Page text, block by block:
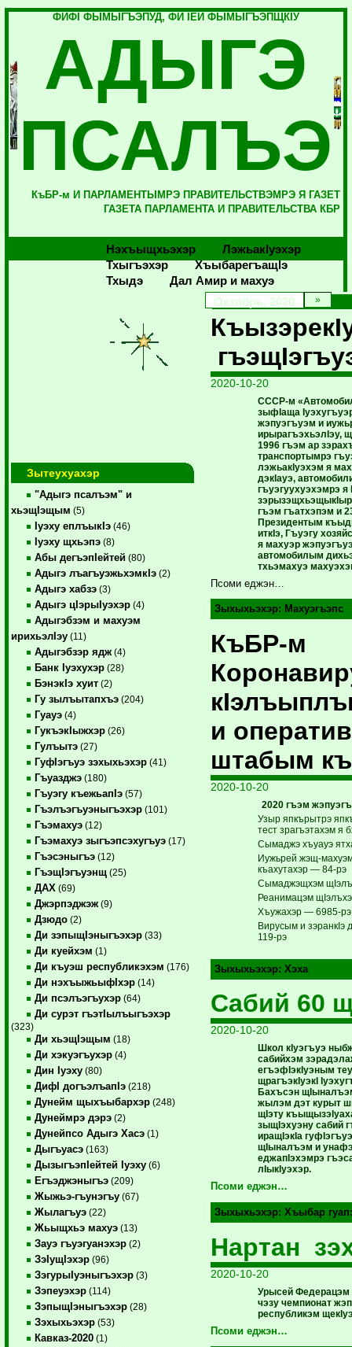
ФИФI ФЫМЫГЪЭПУД, ФИ IЕЙ ФЫМЫГЪЭПЩКIУ
АДЫГЭ
ПСАЛЪЭ
КъБР-м И ПАРЛАМЕНТЫМРЭ ПРАВИТЕЛЬСТВЭМРЭ Я ГАЗЕТ
ГАЗЕТА ПАРЛАМЕНТА И ПРАВИТЕЛЬСТВА КБР
Нэхъыщхьэхэр
Лэжьакlуэхэр
Тхыгъэхэр
Хъыбарегъащlэ
Тхыдэ
Дал Амир и махуэ
Зытеухуахэр
"Адыгэ псалъэм" и
хьэщIэщым (5)
Iуэху еплъыкIэ (46)
Iуэху щхьэпэ (8)
Абы дегъэпIейтей (80)
Адыгэ лъагъуэжьхэмкIэ (2)
Адыгэ хабзэ (3)
Адыгэ цIэрыIуэхэр (4)
Адыгэбзэм и махуэм
ирихьэлIэу (11)
Адыгэбзэр ядж (4)
Банк Iуэхухэр (28)
БэнэкIэ хуит (2)
Гу зылъытапхъэ (204)
Гуауэ (4)
ГукъэкIыжхэр (26)
Гулъытэ (27)
ГуфIэгъуэ зэхыхьэхэр (41)
Гъуазджэ (180)
Гъуэгу къежьапIэ (57)
Гъэлъэгъуэныгъэхэр (101)
Гъэмахуэ (12)
Гъэмахуэ зыгъэпсэхугъуэ (17)
Гъэсэныгъэ (12)
ГъэщIэгъуэнщ (25)
ДАХ (69)
Джэрпэджэж (9)
Дзюдо (2)
Ди зэпыщIэныгъэхэр (33)
Ди куейхэм (1)
Ди къуэш республикэхэм (176)
Ди нэхъыжьыфIхэр (14)
Ди псэлъэгъухэр (64)
Ди сурэт гъэтIылъыгъэхэр
(323)
Ди хьэщIэщым (18)
Ди хэкуэгъухэр (4)
Дин Iуэху (80)
ДифI догъэлъапIэ (218)
Дунейм щыхъыбархэр (248)
Дунеймрэ дэрэ (2)
Дунейпсо Адыгэ Хасэ (1)
Дыгъуасэ (163)
ДызыгъэпIейтей Iуэху (6)
Егъэджэныгъэ (209)
Жыжьэ-гъунэгъу (67)
Жылагъуэ (22)
Жьыщхьэ махуэ (13)
Зауэ гъуэгуанэхэр (2)
ЗэIущIэхэр (96)
ЗэгурыIуэныгъэхэр (3)
Зэпеуэхэр (114)
ЗэпыщIэныгъэхэр (28)
Зэхыхьэхэр (53)
Кавказ-2020 (1)
Октябрь, 2020
2020-10-20
СССР-м
зыфIаща
жэпуэгъуэм и
ирырагъэхьэлIэу,
1996 гъэм ар
транспортымрэ
лэжьакIуэхэм я
дэкIауэ,
гъуэгуухуэхэмрэ
гъэм гъатхэпэм и
Президентым
иткIэ, Гъуэгу
я махуэр
автомобилым
тхьэмахуэ
Псоми еджэн…
Зыхыхьэхэр: Махуэгъэпс
КъБР-м
и
штабым
2020-10-20
2020 гъэм
Узыр япкърытрэ
тест зрагъэтахэм
Сымаджэ хъуауэ
Иужьрей жэщ-
къахутахэр — 84-рэ
Сымаджэщхэм
Реанимацэм
Хъужахэр — 6985-рэ
Вирусым и
119-рэ
Зыхыхьэхэр:Хэха
Сабий 60
2020-10-20
Школ кIуэгъуэ
сабийхэм
егъэфIэкIуэным
щрагъэкIуэкI
Бахъсэн
жылэм дэт курыт
щIэту
зыщIэхуэну сабий
иращIэкIа
щIыналъэм и
еджапIэхэмрэ
лIыкIуэхэр.
Псоми еджэн…
Зыхыхьэхэр:Хъыбар
Нартан
2020-10-20
Урысей
чэзу чемпионат
республикэм
Псоми еджэн…